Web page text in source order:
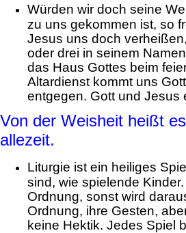
Würden wir doch seine
zu uns gekommen ist, so
Jesus uns doch
oder drei in seinem
das Haus Gottes beim
Altardienst kommt uns
entgegen. Gott und Jesus
Von der Weisheit heißt
allezeit.
Liturgie ist ein heiliges
sind, wie spielende
Ordnung, sonst wird
Ordnung, ihre Gesten,
keine Hektik. Jedes Spiel